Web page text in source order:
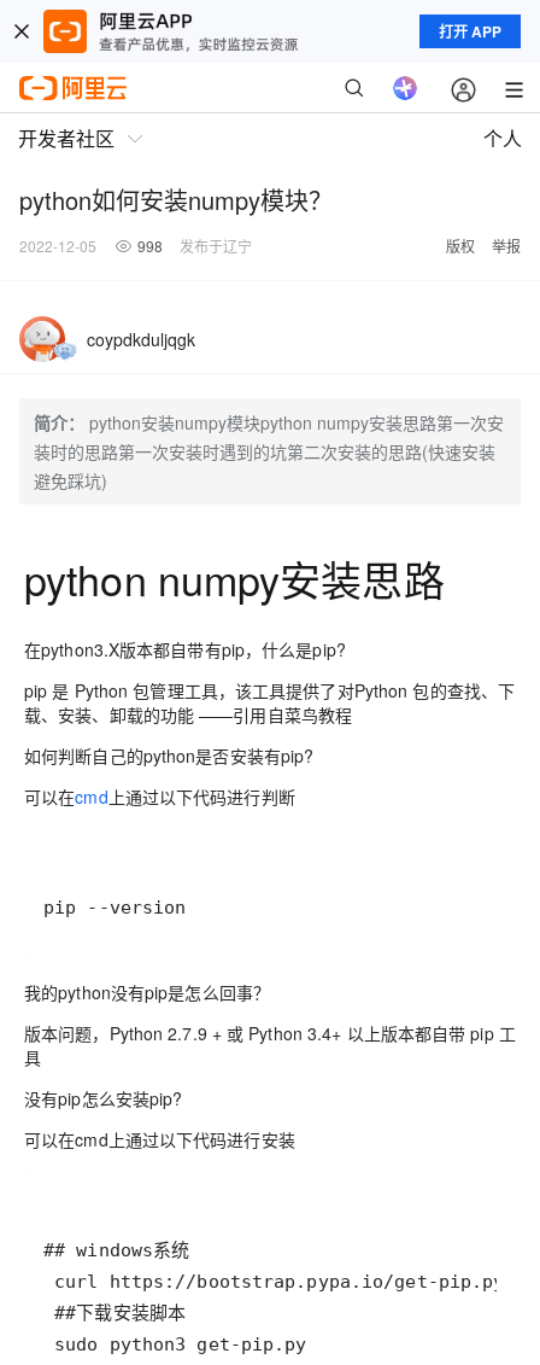
打开 APP
开发者社区 个人
python如何安装numpy模块？
2022-12-05 998 发布于辽宁 版权 举报
coypdkduljqgk
简介：
python安装numpy模块python numpy安装思路第一次安
装时的思路第一次安装时遇到的坑第二次安装的思路(快速安装
避免踩坑)
python numpy安装思路
在python3.X版本都自带有pip，什么是pip?
pip 是 Python 包管理工具，该工具提供了对Python 包的查找、下
载、安装、卸载的功能 ——引用自菜鸟教程
如何判断自己的python是否安装有pip?
可以在cmd 上通过以下代码进行判断
pip --version
我的python没有pip是怎么回事？
版本问题，Python 2.7.9 + 或 Python 3.4+ 以上版本都自带 pip 工
具
没有pip怎么安装pip?
可以在cmd上通过以下代码进行安装
##下载安装脚本